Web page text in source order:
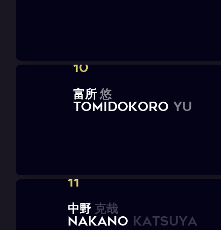
10
富所悠
TOMIDOKORO Yu
11
中野 克哉
NAKANO Katsuya